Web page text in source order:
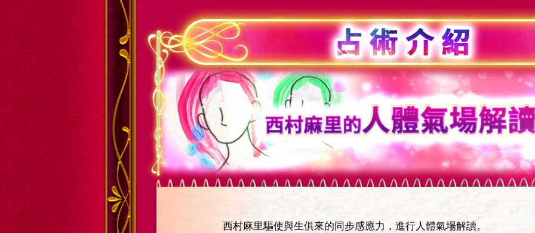
西村麻里的人體氣場解讀
西村麻里驅使與生俱來的同步感應力，進行人體氣場解讀。